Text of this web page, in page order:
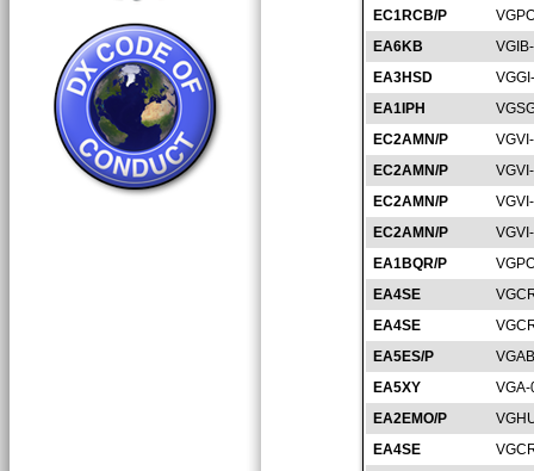
EC1RCB/P
EA6KB
EA3HSD
EA1IPH
EC2AMN/P
EC2AMN/P
EC2AMN/P
EC2AMN/P
EA1BQR/P
EA4SE
EA4SE
EA5ES/P
EA5XY
EA2EMO/P
EA4SE